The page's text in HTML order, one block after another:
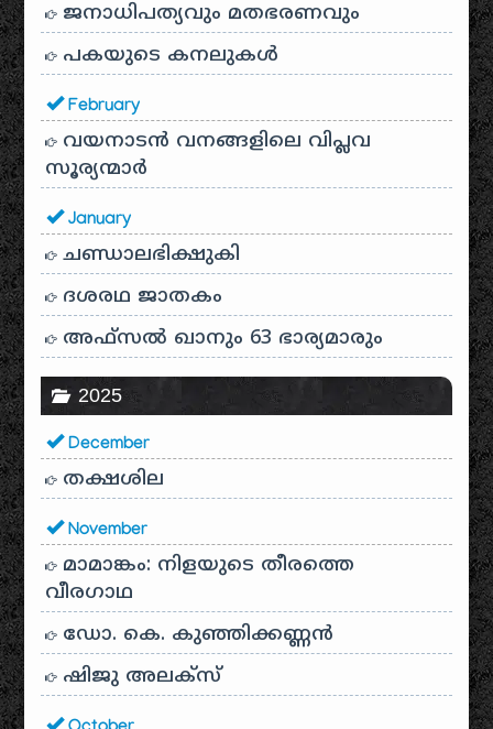
ജനാധിപത്യവും മതഭരണവും
പകയുടെ കനലുകൾ
February
വയനാടൻ വനങ്ങളിലെ വിപ്ലവ
സൂര്യന്മാർ
January
ചണ്ഡാലഭിക്ഷുകി
ദശരഥ ജാതകം
അഫ്സൽ ഖാനും 63 ഭാര്യമാരും
2025
December
തക്ഷശില
November
മാമാങ്കം: നിളയുടെ തീരത്തെ
വീരഗാഥ
ഡോ. കെ. കുഞ്ഞിക്കണ്ണൻ
ഷിജു അലക്സ്